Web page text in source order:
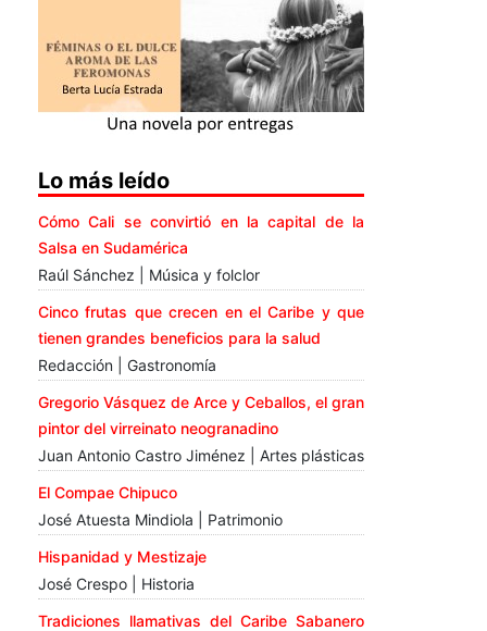
Lo más leído
Cómo Cali se convirtió en la capital de la
Salsa en Sudamérica
Raúl Sánchez | Música y folclor
Cinco frutas que crecen en el Caribe y que
tienen grandes beneficios para la salud
Redacción | Gastronomía
Gregorio Vásquez de Arce y Ceballos, el gran
pintor del virreinato neogranadino
Juan Antonio Castro Jiménez | Artes plásticas
El Compae Chipuco
José Atuesta Mindiola | Patrimonio
Hispanidad y Mestizaje
José Crespo | Historia
Tradiciones llamativas del Caribe Sabanero